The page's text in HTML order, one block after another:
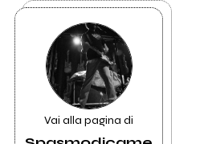
Vai alla pagina di